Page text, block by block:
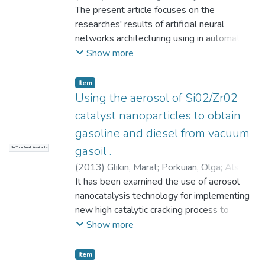
барометричного тиску, напруги
живлення і напруженості магнітного
поля. Такі газоаналізато-ри
відрізняються високою точністю і на
зразкові прилади.
The present article focuses on the
researches' results of artificial neural
networks architecturing using in automated
control systems for acetic acid synthesis
Toolbox interface of the software simulator
Matlab. The structural schemes of such
systems are attached.
Show more
No Thumbnail Available
Item
Using the aerosol of Si02/Zr02
catalyst nanoparticles to obtain
gasoline and diesel from vacuum
gasoil .
(2013) Glikin, Marat; Porkuian, Olga; Alsooz,
Amer Habib;Kudryavtsev, Sergey
It has been examined the use of aerosol
nanocatalysis technology for implementing
new high catalytic cracking process to
produce gasoline and diesel fuel from a
process is at 250 °C lower than in industrial
Show more
Item